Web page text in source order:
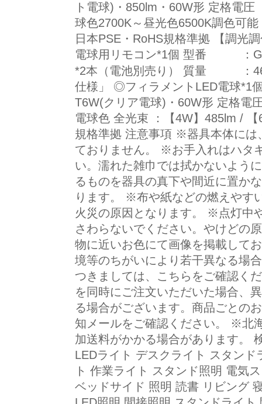
ト電球)・850lm・60W形 定格電
球色2700K～昼光色6500K調色可
日本PSE・RoHS規格準拠 【調光
電球用リモコン*1個 型番 ：
*2本（電池別売り） 質量 ：
仕様」 ◎フィラメントLED電球*1
T6W(クリア電球)・60W形 定格
電球色 全光束 ：【4W】485lm /
規格準拠 注意事項 ※器具本体には
ておりません。 ※お手入れはハタ
い。濡れた雑巾では拭かないよう
るものを器具の真下や間近に置か
ります。 ※布や紙などの燃えやす
火災の原因となります。 ※点灯中
さわらないでください。やけどの
物に近いお色にて画像を掲載して
境等のちがいにより若干異なる場
つきましては、こちらをご確認く
を同時にご注文いただいた場合、
る場合がございます。商品ごとの
知メールをご確認ください。 ※北
加送料がかかる場合があります。
LEDライト デスクライト スタン
ト 作業ライト スタンド照明 電気
ベッドサイド 照明 読書 リビング